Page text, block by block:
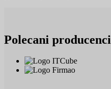
Polecani producenci